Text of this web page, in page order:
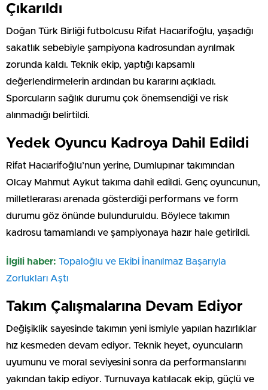
Çıkarıldı
Doğan Türk Birliği futbolcusu Rifat Hacıarifoğlu, yaşadığı
sakatlık sebebiyle şampiyona kadrosundan ayrılmak
zorunda kaldı. Teknik ekip, yaptığı kapsamlı
değerlendirmelerin ardından bu kararını açıkladı.
Sporcuların sağlık durumu çok önemsendiği ve risk
alınmadığı belirtildi.
Yedek Oyuncu Kadroya Dahil Edildi
Rifat Hacıarifoğlu’nun yerine, Dumlupınar takımından
Olcay Mahmut Aykut takıma dahil edildi. Genç oyuncunun,
milletlerarası arenada gösterdiği performans ve form
durumu göz önünde bulunduruldu. Böylece takımın
kadrosu tamamlandı ve şampiyonaya hazır hale getirildi.
İlgili haber: Topaloğlu ve Ekibi İnanılmaz Başarıyla
Zorlukları Aştı
Takım Çalışmalarına Devam Ediyor
Değişiklik sayesinde takımın yeni ismiyle yapılan hazırlıklar
hız kesmeden devam ediyor. Teknik heyet, oyuncuların
uyumunu ve moral seviyesini sonra da performanslarını
yakından takip ediyor. Turnuvaya katılacak ekip, güçlü ve